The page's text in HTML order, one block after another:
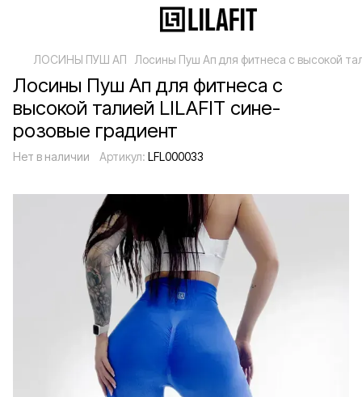
ЛОСИНЫ ПУШ АП Лосины Пуш Ап для фитнеса с высокой
Лосины Пуш Ап для фитнеса с
высокой талией LILAFIT сине-
розовые градиент
Нет в наличии Артикул: LFL000033